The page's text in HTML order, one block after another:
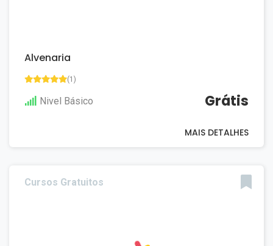
Alvenaria
(1)
Nivel Básico Grátis
MAIS DETALHES
Cursos Gratuitos